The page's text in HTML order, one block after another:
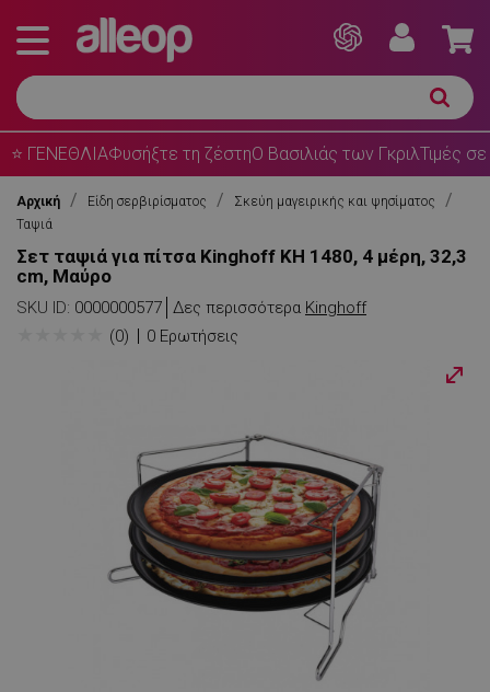
⭐ ΓΕΝΕΘΛΙΑΦυσήξτε τη ζέστηΟ Βασιλιάς των ΓκριλΤιμές σε
Αρχική Είδη σερβιρίσματος
Σκεύη μαγειρικής και ψησίματος
Ταψιά
Σετ ταψιά για πίτσα Kinghoff KH 1480, 4 μέρη, 32,3
cm, Μαύρο
SKU ID: 0000000577 Δες περισσότερα Kinghoff
(0) 0 Ερωτήσεις